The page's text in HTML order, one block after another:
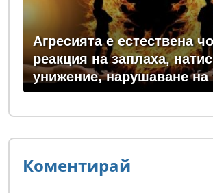
Агресията е естествена
реакция на заплаха,
унижение, нарушаване на
или пречка за постигане
цел
Коментирай